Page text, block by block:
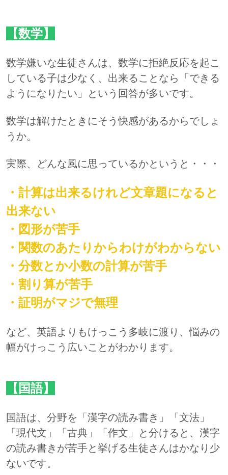
【数学】
数学嫌いな生徒さんは、数学に拒絶反応を起こ
している子は少なく、出来ることなら「できる
ようになりたい」という回答が多いです。
数学は解けたときにそう快感があるからでしょ
うか。
実際、どんな風に思っているかというと・・・
・計算は出来るけれど文章題になると
出来ない
・図形が苦手
・関数のあたりからわけがわからない
・分数とか小数の計算が苦手
・割り算が苦手
・証明がマジで無理
など、英語よりもけっこう多岐に渡り、悩みの
幅がけっこう広いことがわかります。
【国語】
国語は、分野を「漢字の読み書き」「文法」
「現代文」「古典」「作文」と分けると、漢字
の読み書きが苦手と挙げる生徒さんはかなり少
ないです。